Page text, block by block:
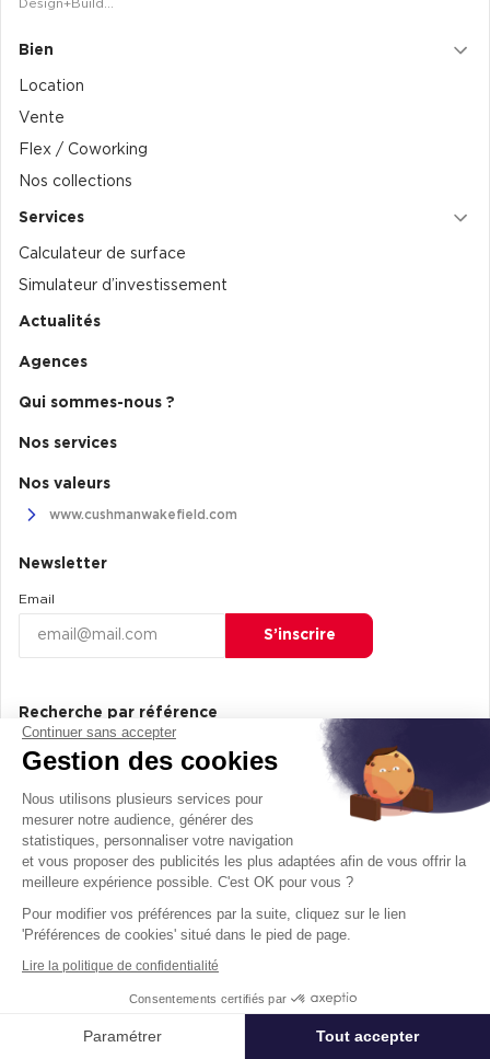
Affiner ma recherche
Design+Build…
Bien
Location
Vente
Flex / Coworking
Nos collections
Services
Calculateur de surface
Simulateur d’investissement
Actualités
Agences
Qui sommes-nous ?
Nos services
Nos valeurs
www.cushmanwakefield.com
Newsletter
Email
S’inscrire
Recherche par référence
Rechercher
Bureaux
Location de bureaux
Location Bureaux à Marseille (13000)
Continuer sans accepter
Gestion des cookies
Nous utilisons plusieurs services pour
mesurer notre audience, générer des
statistiques, personnaliser votre navigation
et vous proposer des publicités les plus adaptées afin de vous offrir la
meilleure expérience possible. C'est OK pour vous ?
Pour modifier vos préférences par la suite, cliquez sur le lien
'Préférences de cookies' situé dans le pied de page.
Lire la politique de confidentialité
Consentements certifiés par
Paramétrer Tout accepter